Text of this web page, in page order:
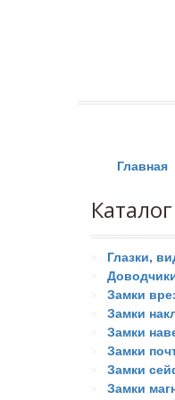
Главная
Глазки,
Замки
Замки
Замки
Замки
Замки
Замки